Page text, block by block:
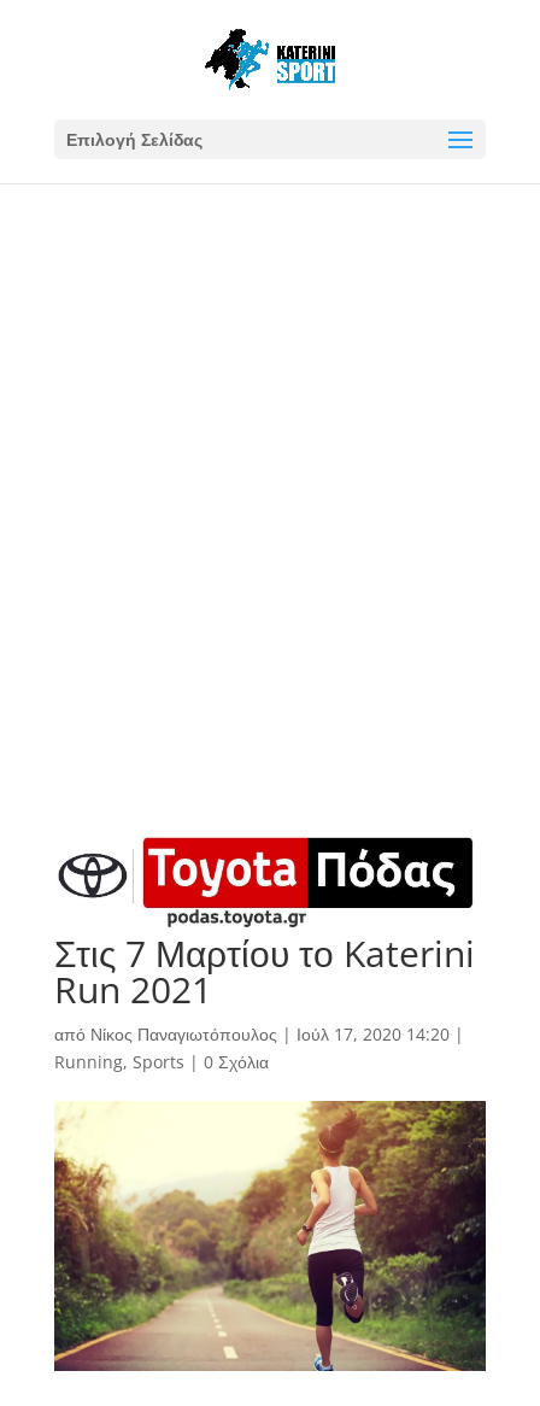
Επιλογή Σελίδας
Στις 7 Μαρτίου το Katerini
Run 2021
από Νίκος Παναγιωτόπουλος | Ιούλ 17, 2020 14:20|
Running, Sports | 0 Σχόλια